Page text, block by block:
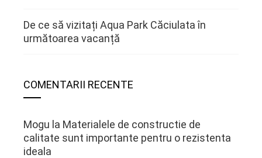
De ce să vizitați Aqua Park Căciulata în
următoarea vacanță
COMENTARII RECENTE
Mogu la Materialele de constructie de
calitate sunt importante pentru o rezistenta
ideala